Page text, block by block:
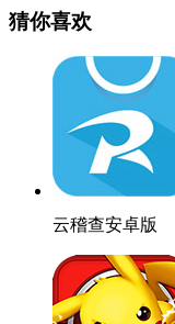
猜你喜欢
云稽查安卓版